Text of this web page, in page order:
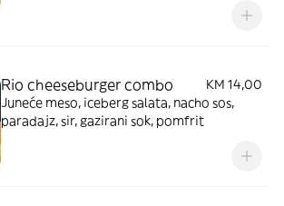
Rio cheeseburger combo
KM 14,00
Juneće meso, iceberg salata, nacho sos,
paradajz, sir, gazirani sok, pomfrit